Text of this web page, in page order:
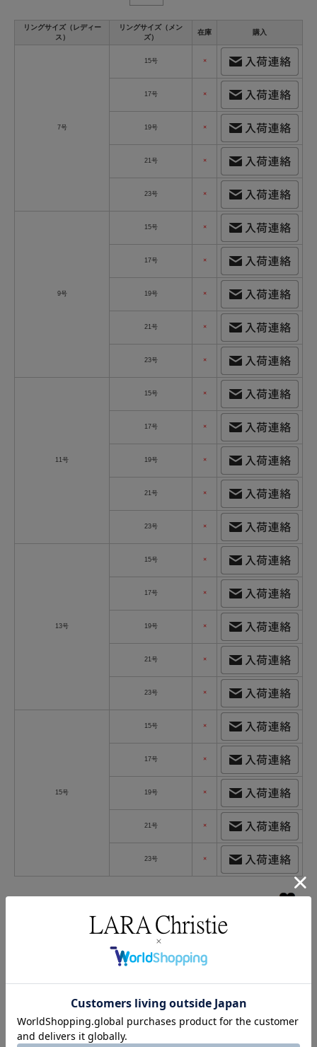
リングサイズ（レディー
ス）
リングサイズ（メン
ズ）
在庫 購入
7号
15号 ×
17号 ×
19号 ×
21号 ×
23号 ×
9号
15号 ×
17号 ×
19号 ×
21号 ×
23号 ×
11号
15号 ×
17号 ×
19号 ×
21号 ×
23号 ×
13号
15号 ×
17号 ×
19号 ×
21号 ×
23号 ×
15号
15号 ×
17号 ×
19号 ×
21号 ×
23号 ×
返品についての詳細はこちら
静寂の夜に輝く一筋の光。神秘的な造形美を宿す「ノクス」シルバーリング
本物を知る大人に愛されるLARA Christie（ララクリスティー）。
「強さと美しさを兼ね備えた、特別なリングを身に着けたい」